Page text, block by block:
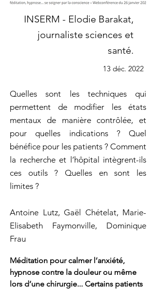
INSERM - Elodie Barakat,
journaliste sciences et
santé.
13 déc. 2022
Quelles sont les techniques qui
permettent de modifier les états
mentaux de manière contrôlée, et
pour quelles indications ? Quel
bénéfice pour les patients ? Comment
la recherche et l’hôpital intègrent-ils
ces outils ? Quelles en sont les
limites ?
Antoine Lutz, Gaël Chételat, Marie-
Elisabeth Faymonville, Dominique
Frau
Méditation pour calmer l’anxiété,
hypnose contre la douleur ou même
lors d’une chirurgie... Certains patients